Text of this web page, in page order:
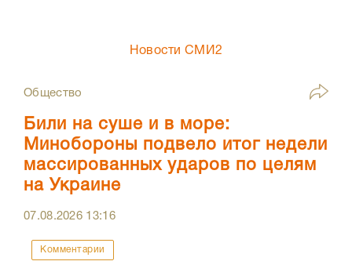
Новости СМИ2
Общество
Били на суше и в море:
Минобороны подвело итог недели
массированных ударов по целям
на Украине
07.08.2026 13:16
Комментарии